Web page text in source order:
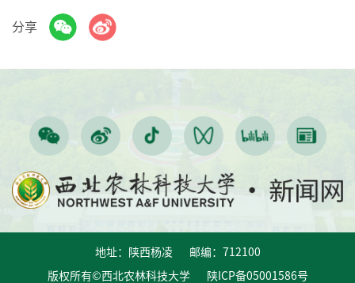
分享
地址：陕西杨凌 邮编：712100
版权所有©西北农林科技大学 陕ICP备05001586号